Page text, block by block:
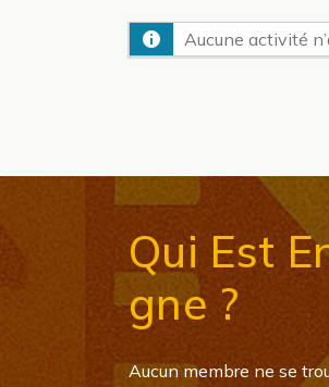
Aucune activité
Qui Est
Gne ?
Aucun membre ne se